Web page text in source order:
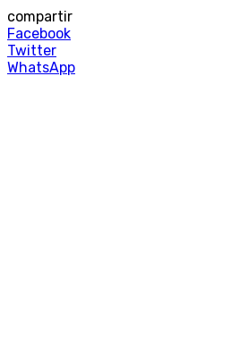
compartir
Facebook
Twitter
WhatsApp